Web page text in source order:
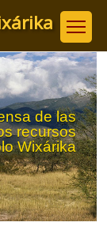
de las
recursos
Wixárika